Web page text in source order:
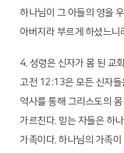
하나님이 그 아들의 영을
아버지라 부르게 하셨느니
4. 성령은 신자가 몸 된 교
고전 12:13은 모든 신자들
역사를 통해 그리스도의
가르친다. 믿는 자들은 하
가족이다. 하나님의 가족